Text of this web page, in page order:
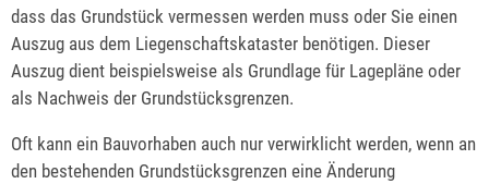
dass das Grundstück vermessen werden muss oder Sie einen
Auszug aus dem Liegenschaftskataster benötigen. Dieser
Auszug dient beispielsweise als Grundlage für Lagepläne oder
als Nachweis der Grundstücksgrenzen.
Oft kann ein Bauvorhaben auch nur verwirklicht werden, wenn an
den bestehenden Grundstücksgrenzen eine Änderung